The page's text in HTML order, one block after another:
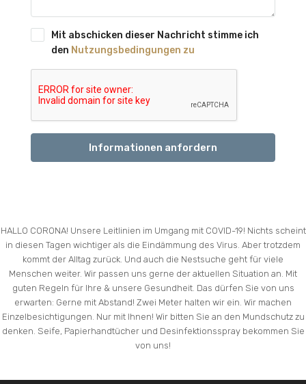
Mit abschicken dieser Nachricht stimme ich
den Nutzungsbedingungen zu
Informationen anfordern
HALLO CORONA! Unsere Leitlinien im Umgang mit COVID-19! Nichts scheint
in diesen Tagen wichtiger als die Eindämmung des Virus. Aber trotzdem
kommt der Alltag zurück. Und auch die Nestsuche geht für viele
Menschen weiter. Wir passen uns gerne der aktuellen Situation an. Mit
guten Regeln für Ihre & unsere Gesundheit. Das dürfen Sie von uns
erwarten: Gerne mit Abstand! Zwei Meter halten wir ein. Wir machen
Einzelbesichtigungen. Nur mit Ihnen! Wir bitten Sie an den Mundschutz zu
denken. Seife, Papierhandtücher und Desinfektionsspray bekommen Sie
von uns!